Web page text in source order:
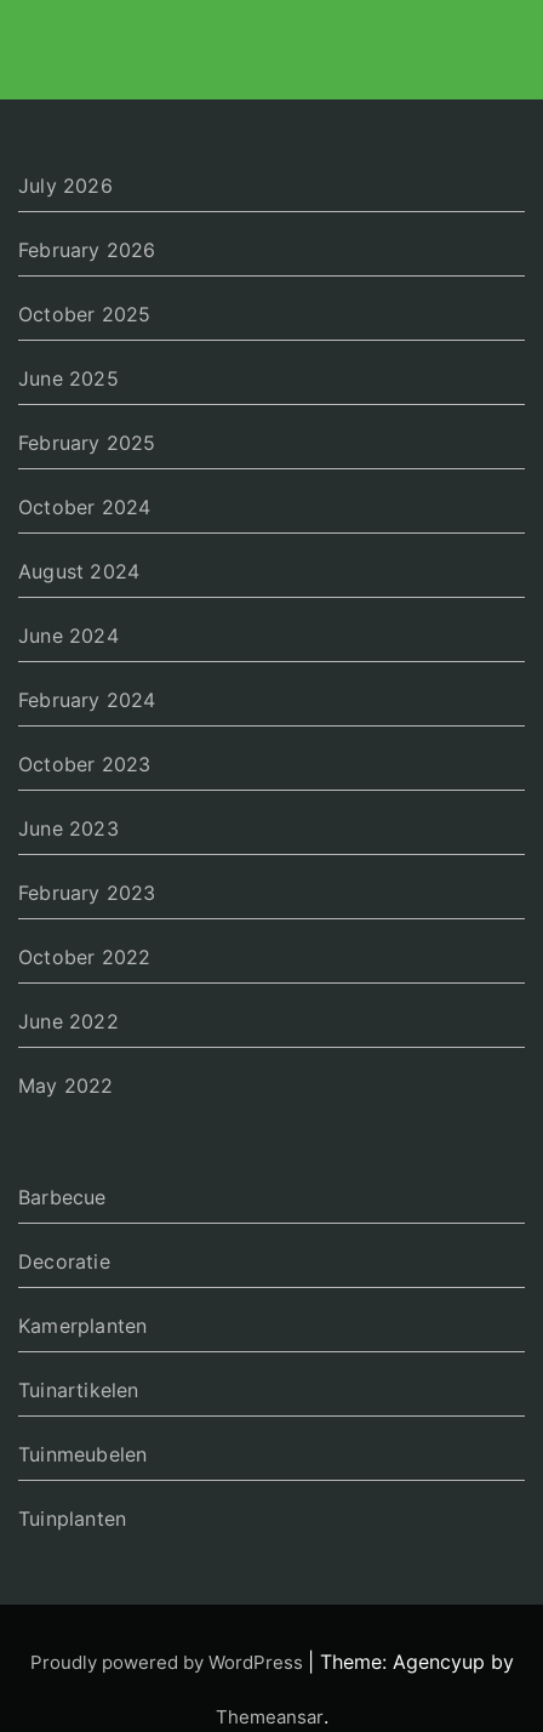
July 2026
February 2026
October 2025
June 2025
February 2025
October 2024
August 2024
June 2024
February 2024
October 2023
June 2023
February 2023
October 2022
June 2022
May 2022
Barbecue
Decoratie
Kamerplanten
Tuinartikelen
Tuinmeubelen
Tuinplanten
Proudly powered by WordPress Theme: Agencyup by
Themeansar.